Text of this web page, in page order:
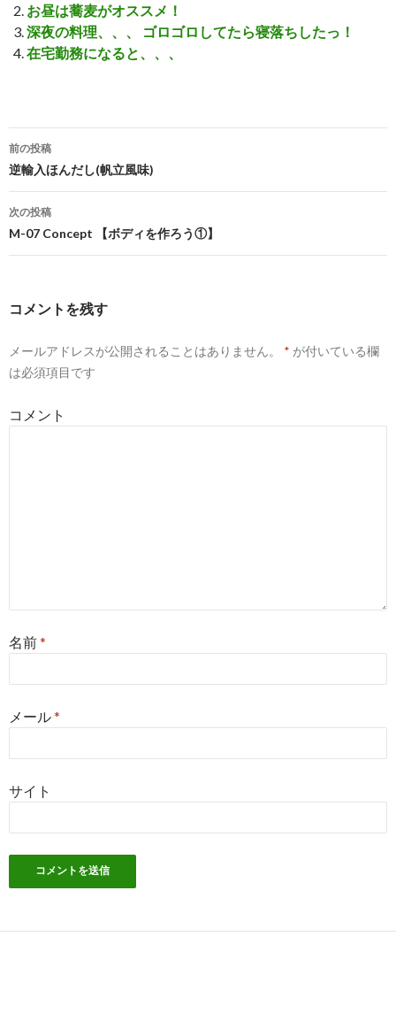
お昼は蕎麦がオススメ！
深夜の料理、、、 ゴロゴロしてたら寝落ちしたっ！
在宅勤務になると、、、
投
稿
ナ
ゲ
シ
ン
前の投稿
逆輸入ほんだし(帆立風味)
次の投稿
M-07 Concept 【ボディを作ろう①】
コメントを残す
メールアドレスが公開されることはありません。 * が付いている欄
は必須項目です
コメント
名前*
メール*
サイト